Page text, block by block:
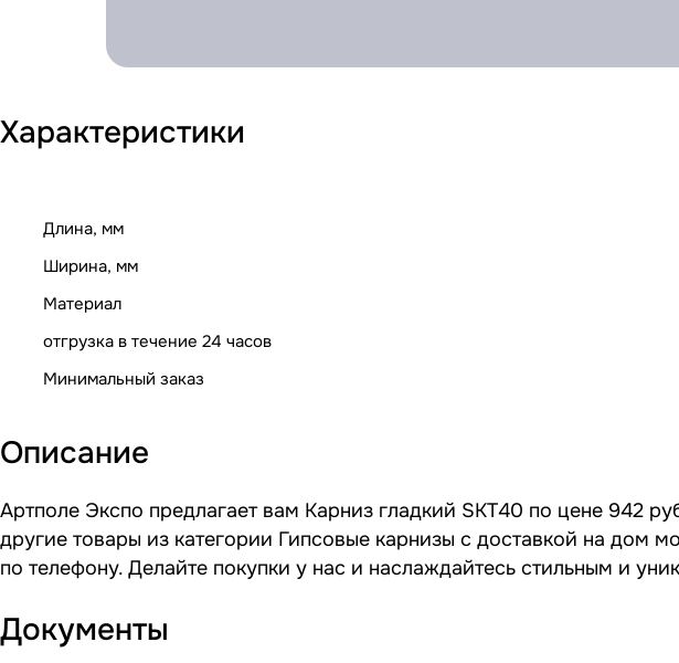
Характеристики
Длина, мм
Ширина, мм
Материал
отгрузка в течение 24 часов
Минимальный заказ
Описание
Артполе Экспо предлагает вам Карниз гладкий SKT40 по цене 942
другие товары из категории Гипсовые карнизы с доставкой на дом
по телефону. Делайте покупки у нас и наслаждайтесь стильным и
Документы